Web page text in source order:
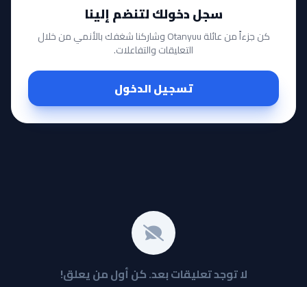
سجل دخولك لتنضم إلينا
كن جزءاً من عائلة Otanyuu وشاركنا شغفك بالأنمي من خلال
التعليقات والتفاعلات.
تسجيل الدخول
لا توجد تعليقات بعد. كن أول من يعلق!